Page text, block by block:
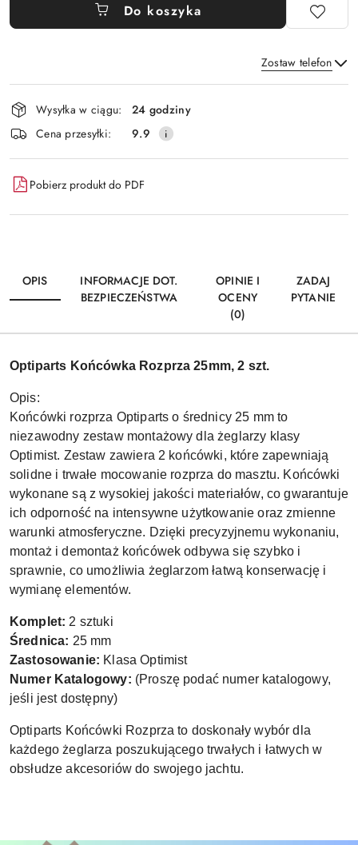
Do koszyka
Zostaw telefon
Wyślij
Dostępność
i
dostawa
Wysyłka w ciągu:
24 godziny
Cena przesyłki:
9.9
Pobierz produkt do PDF
OPIS
INFORMACJE DOT.
BEZPIECZEŃSTWA
OPINIE I
OCENY
(0)
ZADAJ
PYTANIE
Optiparts Końcówka Rozprza 25mm, 2 szt.
Opis:
Końcówki rozprza Optiparts o średnicy 25 mm to
niezawodny zestaw montażowy dla żeglarzy klasy
Optimist. Zestaw zawiera 2 końcówki, które zapewniają
solidne i trwałe mocowanie rozprza do masztu. Końcówki
wykonane są z wysokiej jakości materiałów, co gwarantuje
ich odporność na intensywne użytkowanie oraz zmienne
warunki atmosferyczne. Dzięki precyzyjnemu wykonaniu,
montaż i demontaż końcówek odbywa się szybko i
sprawnie, co umożliwia żeglarzom łatwą konserwację i
wymianę elementów.
Komplet: 2 sztuki
Średnica: 25 mm
Zastosowanie: Klasa Optimist
Numer Katalogowy: (Proszę podać numer katalogowy,
jeśli jest dostępny)
Optiparts Końcówki Rozprza to doskonały wybór dla
każdego żeglarza poszukującego trwałych i łatwych w
obsłudze akcesoriów do swojego jachtu.